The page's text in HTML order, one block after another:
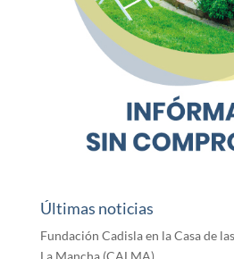
Últimas noticias
Fundación Cadisla en la Casa de